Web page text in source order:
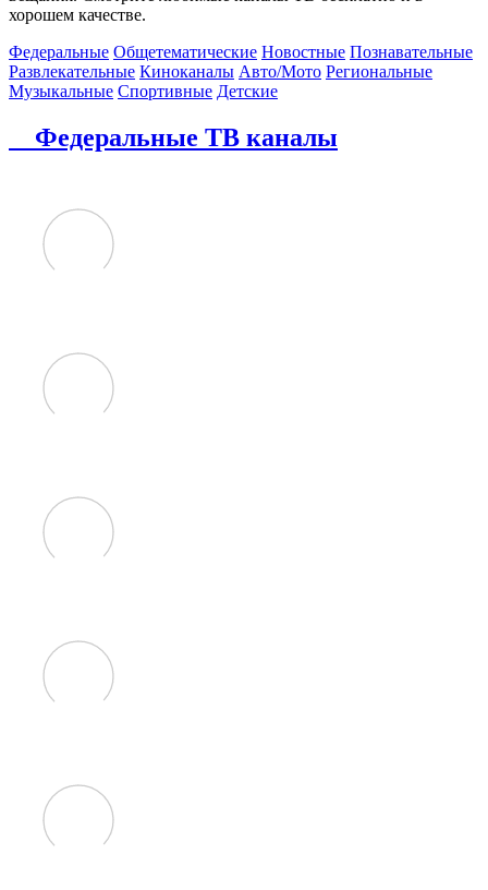
хорошем качестве.
Федеральные Общетематические Новостные Познавательные
Развлекательные Киноканалы Авто/Мото Региональные
Музыкальные Спортивные Детские
Федеральные ТВ каналы